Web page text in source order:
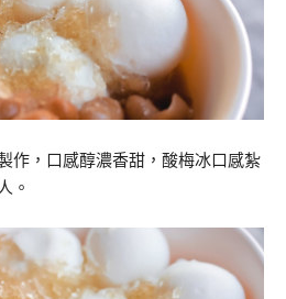
作，口感醇濃香甜，酸梅冰口感紮
。